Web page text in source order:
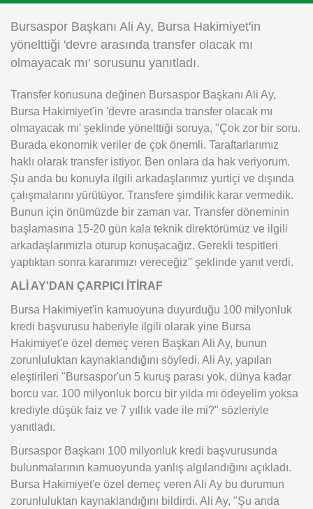
Instagram
Android
iOS
Bursaspor Başkanı Ali Ay, Bursa Hakimiyet'in
yönelttiği 'devre arasında transfer olacak mı
olmayacak mı' sorusunu yanıtladı.
Transfer konusuna değinen Bursaspor Başkanı Ali Ay,
Bursa Hakimiyet'in 'devre arasında transfer olacak mı
olmayacak mı' şeklinde yönelttiği soruya, "Çok zor bir soru.
Burada ekonomik veriler de çok önemli. Taraftarlarımız
haklı olarak transfer istiyor. Ben onlara da hak veriyorum.
Şu anda bu konuyla ilgili arkadaşlarımız yurtiçi ve dışında
çalışmalarını yürütüyor. Transfere şimdilik karar vermedik.
Bunun için önümüzde bir zaman var. Transfer döneminin
başlamasına 15-20 gün kala teknik direktörümüz ve ilgili
arkadaşlarımızla oturup konuşacağız. Gerekli tespitleri
yaptıktan sonra kararımızı vereceğiz" şeklinde yanıt verdi.
ALİ AY'DAN ÇARPICI İTİRAF
Bursa Hakimiyet'in kamuoyuna duyurduğu 100 milyonluk
kredi başvurusu haberiyle ilgili olarak yine Bursa
Hakimiyet'e özel demeç veren Başkan Ali Ay, bunun
zorunluluktan kaynaklandığını söyledi. Ali Ay, yapılan
eleştirileri "Bursaspor'un 5 kuruş parası yok, dünya kadar
borcu var. 100 milyonluk borcu bir yılda mı ödeyelim yoksa
krediyle düşük faiz ve 7 yıllık vade ile mi?" sözleriyle
yanıtladı.
Bursaspor Başkanı 100 milyonluk kredi başvurusunda
bulunmalarının kamuoyunda yanlış algılandığını açıkladı.
Bursa Hakimiyet'e özel demeç veren Ali Ay bu durumun
zorunluluktan kaynaklandığını bildirdi. Ali Ay, "Şu anda